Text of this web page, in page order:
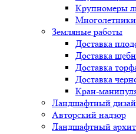
Крупномеры
Многолетники
Земляные работы
Доставка
Доставка
Доставка
Доставка
Кран-
Ландшафтный
Авторский надзор
Ландшафтный